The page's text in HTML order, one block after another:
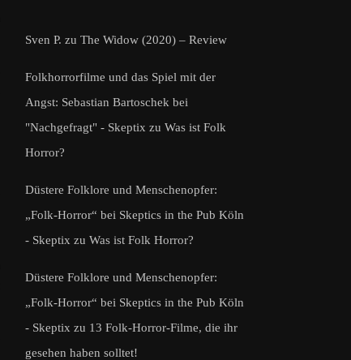
Sven P. zu The Widow (2020) – Review
Folkhorrorfilme und das Spiel mit der
Angst: Sebastian Bartoschek bei
"Nachgefragt" - Skeptix zu Was ist Folk
Horror?
Düstere Folklore und Menschenopfer:
„Folk-Horror“ bei Skeptics in the Pub Köln
- Skeptix zu Was ist Folk Horror?
Düstere Folklore und Menschenopfer:
„Folk-Horror“ bei Skeptics in the Pub Köln
- Skeptix zu 13 Folk-Horror-Filme, die ihr
gesehen haben solltet!